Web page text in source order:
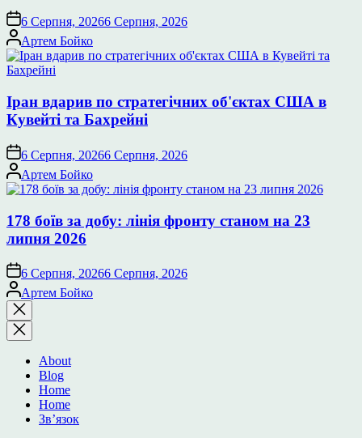
6 Серпня, 20266 Серпня, 2026
Опубліковано
Артем Бойко
Іран вдарив по стратегічних об'єктах США в
Кувейті та Бахрейні
6 Серпня, 20266 Серпня, 2026
Опубліковано
Артем Бойко
178 боїв за добу: лінія фронту станом на 23
липня 2026
6 Серпня, 20266 Серпня, 2026
Опубліковано
Артем Бойко
Закрити
пошук
About
Blog
Home
Home
Зв’язок